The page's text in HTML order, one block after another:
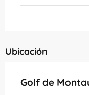
Ubicación
Golf de